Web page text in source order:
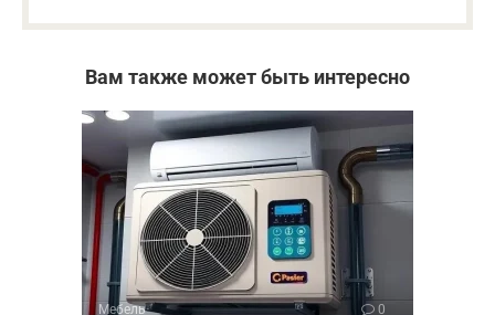
Вам также может быть интересно
Мебель 0